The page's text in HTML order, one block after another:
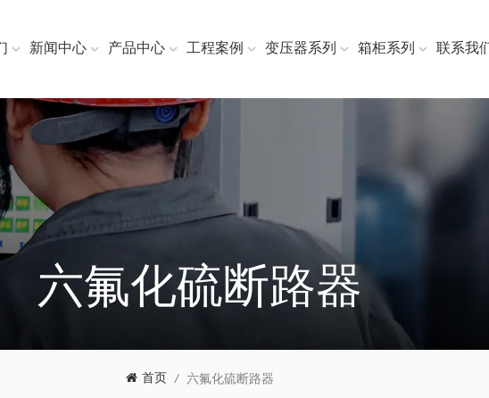
新闻中心 产品中心 工程案例 变压器系列 箱柜系列 联系我
六氟化硫断路器
首页 / 六氟化硫断路器